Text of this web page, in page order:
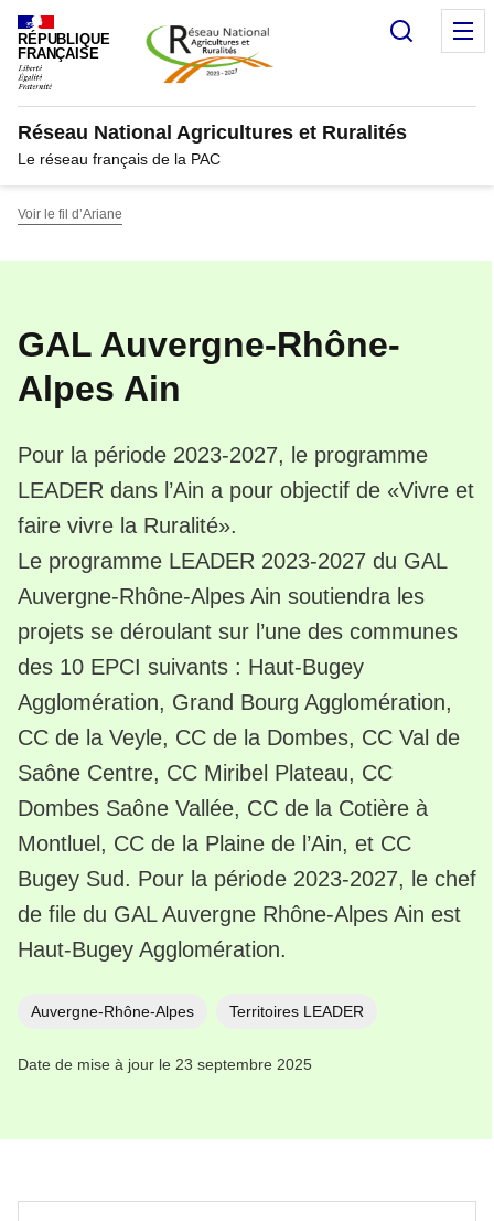
Panneau de gestion des cookies
RÉPUBLIQUE
FRANÇAISE
Réseau National Agricultures et Ruralités
Le réseau français de la PAC
Voir le fil d’Ariane
GAL Auvergne-Rhône-
Alpes Ain
Pour la période 2023-2027, le programme
LEADER dans l’Ain a pour objectif de «Vivre et
faire vivre la Ruralité».
Le programme LEADER 2023-2027 du GAL
Auvergne-Rhône-Alpes Ain soutiendra les
projets se déroulant sur l’une des communes
des 10 EPCI suivants : Haut-Bugey
Agglomération, Grand Bourg Agglomération,
CC de la Veyle, CC de la Dombes, CC Val de
Saône Centre, CC Miribel Plateau, CC
Dombes Saône Vallée, CC de la Cotière à
Montluel, CC de la Plaine de l’Ain, et CC
Bugey Sud. Pour la période 2023-2027, le chef
de file du GAL Auvergne Rhône-Alpes Ain est
Haut-Bugey Agglomération.
Auvergne-Rhône-Alpes Territoires LEADER
Date de mise à jour le 23 septembre 2025